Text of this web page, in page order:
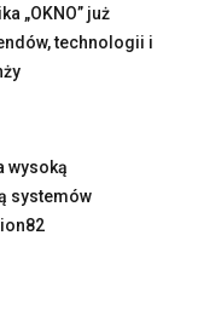
„OKNO” już
technologii i
wysoką
systemów